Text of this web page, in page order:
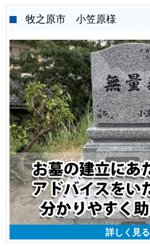
牧之原市 小笠原様
詳しく見る